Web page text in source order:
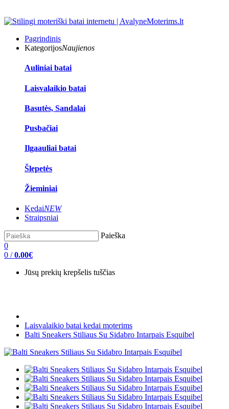
Pagrindinis
KategorijosNaujienos
Auliniai batai
Laisvalaikio batai
Basutės, Sandalai
Pusbačiai
Ilgaauliai batai
Šlepetės
Žieminiai
KedaiNEW
Straipsniai
Paieška
0
0 / 0.00€
Jūsų prekių krepšelis tuščias
Laisvalaikio batai kedai moterims
Balti Sneakers Stiliaus Su Sidabro Intarpais Esquibel